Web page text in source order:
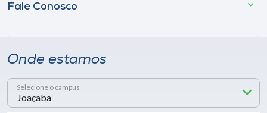
Fale Conosco
Onde estamos
Selecione o campus